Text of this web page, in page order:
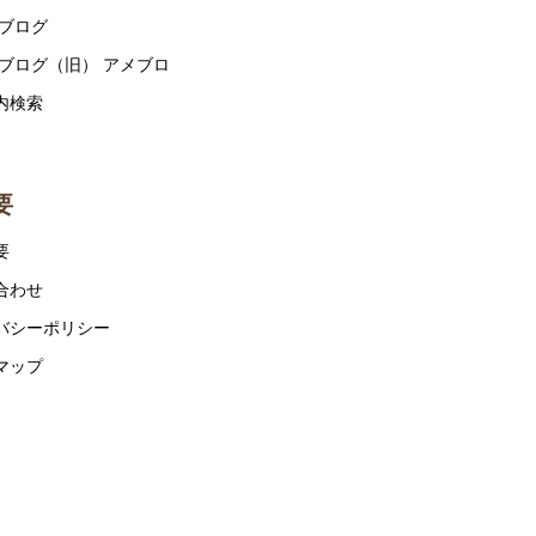
ログ
ログ（旧） アメブロ
検索
わせ
シーポリシー
ップ